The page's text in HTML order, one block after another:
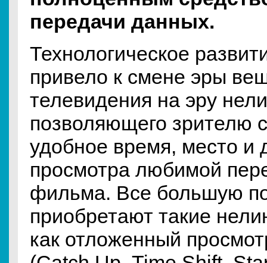
передачи данных.
Технологическое
привело к смене эры
телевидения на эру
позволяющего зрителю
удобное время, место и
просмотра любимой
фильма. Все большую
приобретают такие
как отложенный